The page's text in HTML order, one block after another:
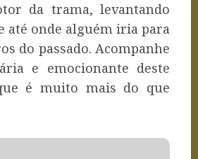
da trama, levantando
até onde alguém iria para
do passado. Acompanhe
e emocionante deste
é muito mais do que